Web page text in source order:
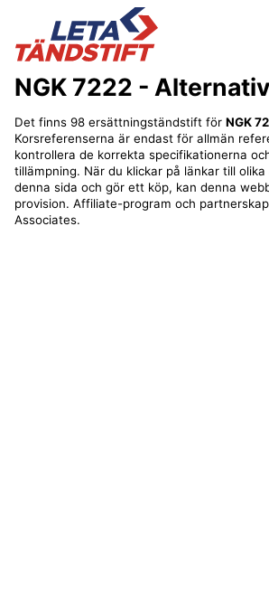
NGK 7222 -
Det finns 98 ersättningständstift för NGK
Korsreferenserna är endast för allmän
kontrollera de korrekta specifikationerna
tillämpning. När du klickar på länkar till
denna sida och gör ett köp, kan denna
provision. Affiliate-program och
Associates.